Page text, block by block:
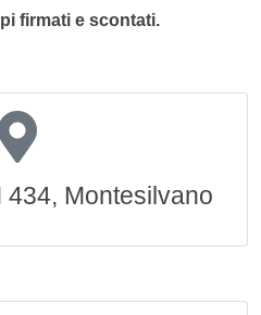
firmati e scontati.
Montesilvano